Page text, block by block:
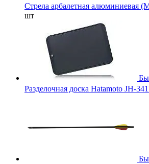
Стрела арбалетная алюминиевая
шт
Разделочная доска Hatamoto JH-